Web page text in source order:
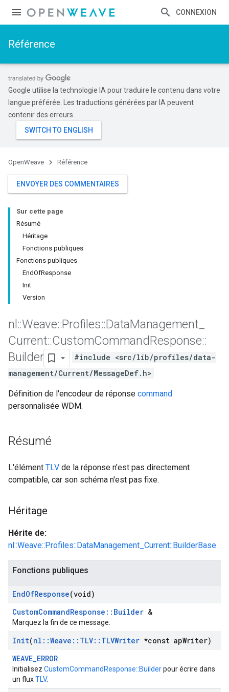
CONNEXION
Référence
Google utilise la technologie IA pour traduire le contenu dans votre
langue préférée. Les traductions générées par IA peuvent
contenir des erreurs.
OpenWeave Référence
ENVOYER DES COMMENTAIRES
Sur cette page
Résumé
Héritage
Fonctions publiques
Fonctions publiques
EndOfResponse
Init
Version
nl ::Weave::Profiles::DataManagement
Current::CustomCommandResponse::
Builder
#include <src/lib/profiles/data-
management/Current/MessageDef.h>
Définition de l'encodeur de réponse command
personnalisée WDM.
Résumé
L'élément TLV de la réponse n'est pas directement
compatible, car son schéma n'est pas fixe.
Héritage
Hérite de:
nl::Weave::Profiles::DataManagement_Current::BuilderBase
Fonctions publiques
EndOfResponse(void)
CustomCommandResponse::Builder &
Marquez la fin de ce message.
Init(nl ::Weave :: TLV:: TLVWriter *const apWriter)
WEAVE_ERROR
Initialisez CustomCommandResponse::Builderpour écrire dans
un fluxTLV.